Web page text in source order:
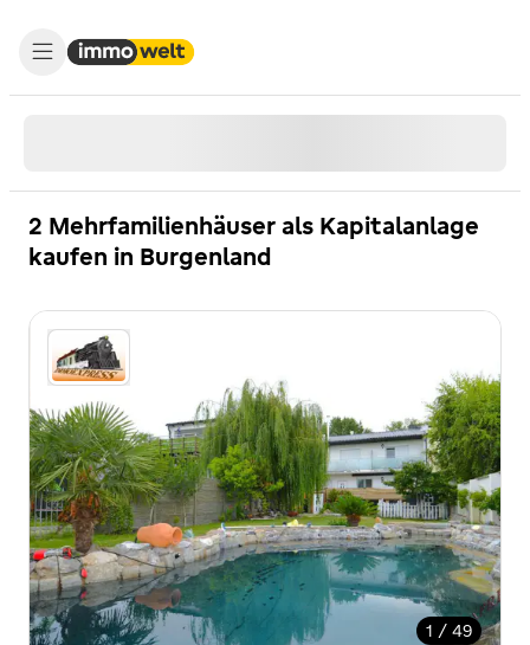
2 Mehrfamilienhäuser als Kapitalanlage
kaufen in Burgenland
1 / 49